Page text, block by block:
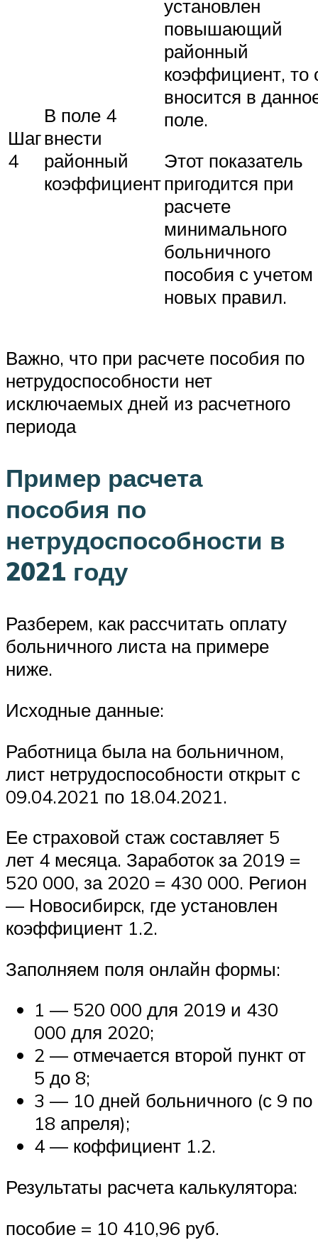
Шаг
4
В поле 4
внести
районный
коэффициент
установлен
повышающий
районный
коэффициент, то
вносится в
поле.
Этот показатель
пригодится при
расчете
минимального
больничного
пособия с учетом
новых правил.
Важно, что при расчете пособия по
нетрудоспособности нет
исключаемых дней из расчетного
периода
Пример расчета
пособия по
нетрудоспособности в
2021 году
Разберем, как рассчитать оплату
больничного листа на примере
ниже.
Исходные данные:
Работница была на больничном,
лист нетрудоспособности открыт с
09.04.2021 по 18.04.2021.
Ее страховой стаж составляет 5
лет 4 месяца. Заработок за 2019 =
520 000, за 2020 = 430 000. Регион
— Новосибирск, где установлен
коэффициент 1.2.
Заполняем поля онлайн формы:
1 — 520 000 для 2019 и 430
000 для 2020;
2 — отмечается второй пункт от
5 до 8;
3 — 10 дней больничного (с 9 по
18 апреля);
4 — коффициент 1.2.
Результаты расчета калькулятора:
пособие = 10 410,96 руб.